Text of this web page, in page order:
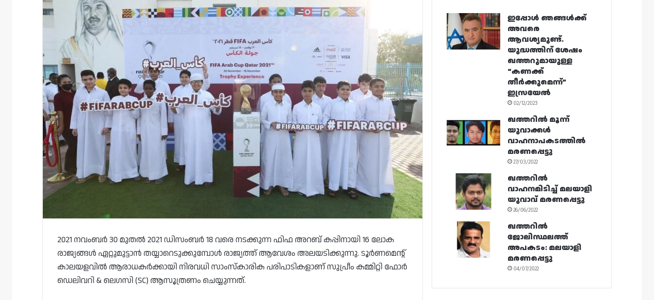
2021 നവംബർ 30 മുതൽ 2021 ഡിസംബർ 18 വരെ നടക്കുന്ന ഫിഫ അറബ് കപ്പിനായി 16 ലോക
രാജ്യങ്ങൾ ഏറ്റുമുട്ടാൻ തയ്യാറെടുക്കുമ്പോൾ രാജ്യത്ത് ആവേശം അലയടിക്കുന്നു. ടൂർണമെന്റ്
കാലയളവിൽ ആരാധകർക്കായി നിരവധി സാംസ്കാരിക പരിപാടികളാണ് സുപ്രീം കമ്മിറ്റി ഫോർ
ഡെലിവറി & ലെഗസി (SC) ആസൂത്രണം ചെയ്യുന്നത്.
ഇപ്പോൾ ഞങ്ങൾക്ക്
അവരെ
ആവശ്യമുണ്ട്.
യുദ്ധത്തിന് ശേഷം
ഖത്തറുമായുള്ള
“കണക്ക്
തീർക്കുമെന്ന്”
ഇസ്രയേൽ
02/12/2023
ഖത്തറിൽ മൂന്ന്
യുവാക്കൾ
വാഹനാപകടത്തിൽ
മരണപ്പെട്ടു
27/03/2022
ഖത്തറിൽ
വാഹനമിടിച്ച് മലയാളി
യുവാവ് മരണപ്പെട്ടു
26/06/2022
ഖത്തറിൽ
ജോലിസ്ഥലത്ത്
അപകടം: മലയാളി
മരണപ്പെട്ടു
04/07/2022